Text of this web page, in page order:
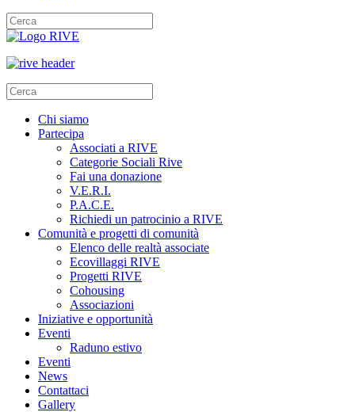
Chi siamo
Partecipa
Associati a RIVE
Categorie Sociali Rive
Fai una donazione
V.E.R.I.
P.A.C.E.
Richiedi un patrocinio a RIVE
Comunità e progetti di comunità
Elenco delle realtà associate
Ecovillaggi RIVE
Progetti RIVE
Cohousing
Associazioni
Iniziative e opportunità
Eventi
Raduno estivo
Eventi
News
Contattaci
Gallery